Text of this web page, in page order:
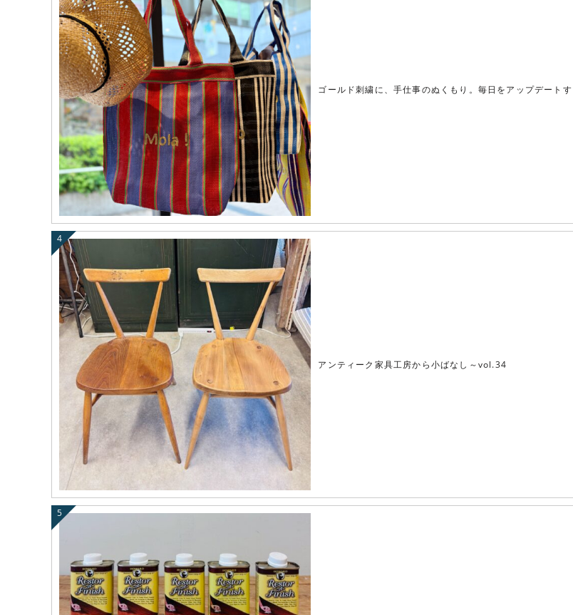
ゴールド刺繍に、手仕事のぬくもり。毎日をアップデート
アンティーク家具工房から小ばなし～vol.34